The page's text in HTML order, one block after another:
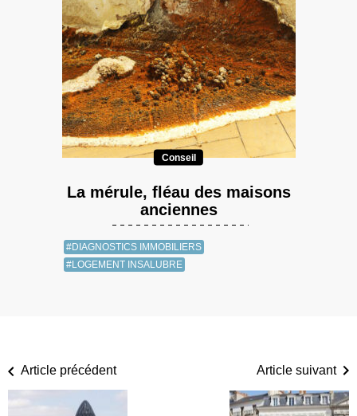
Conseil
La mérule, fléau des maisons
anciennes
#DIAGNOSTICS IMMOBILIERS
#LOGEMENT INSALUBRE
Article précédent Article suivant